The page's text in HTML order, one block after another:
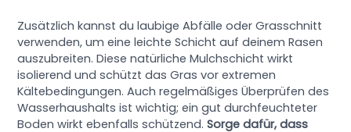
Zusätzlich kannst du laubige Abfälle oder Grasschnitt
verwenden, um eine leichte Schicht auf deinem Rasen
auszubreiten. Diese natürliche Mulchschicht wirkt
isolierend und schützt das Gras vor extremen
Kältebedingungen. Auch regelmäßiges Überprüfen des
Wasserhaushalts ist wichtig; ein gut durchfeuchteter
Boden wirkt ebenfalls schützend.Sorge dafür, dass